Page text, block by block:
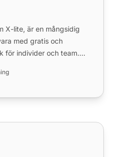
X-lite, är en mångsidig
med gratis och
för individer och team.